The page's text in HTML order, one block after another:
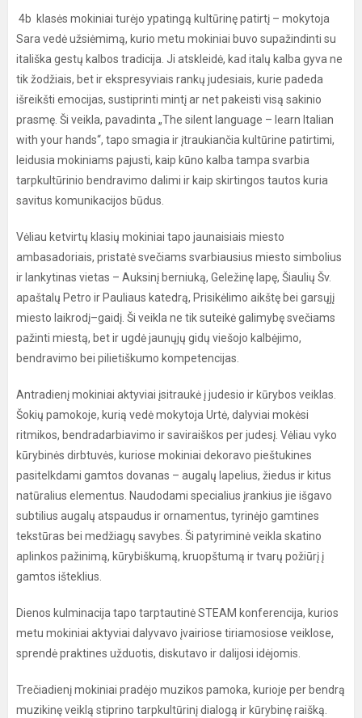
4b klasės mokiniai turėjo ypatingą kultūrinę patirtį – mokytoja
Sara vedė užsiėmimą, kurio metu mokiniai buvo supažindinti su
itališka gestų kalbos tradicija. Ji atskleidė, kad italų kalba gyva ne
tik žodžiais, bet ir ekspresyviais rankų judesiais, kurie padeda
išreikšti emocijas, sustiprinti mintį ar net pakeisti visą sakinio
prasmę. Ši veikla, pavadinta „The silent language – learn Italian
with your hands“, tapo smagia ir įtraukiančia kultūrine patirtimi,
leidusia mokiniams pajusti, kaip kūno kalba tampa svarbia
tarpkultūrinio bendravimo dalimi ir kaip skirtingos tautos kuria
savitus komunikacijos būdus.
Vėliau ketvirtų klasių mokiniai tapo jaunaisiais miesto
ambasadoriais, pristatė svečiams svarbiausius miesto simbolius
ir lankytinas vietas – Auksinį berniuką, Geležinę lapę, Šiaulių Šv.
apaštalų Petro ir Pauliaus katedrą, Prisikėlimo aikštę bei garsųjį
miesto laikrodį–gaidį. Ši veikla ne tik suteikė galimybę svečiams
pažinti miestą, bet ir ugdė jaunųjų gidų viešojo kalbėjimo,
bendravimo bei pilietiškumo kompetencijas.
Antradienį mokiniai aktyviai įsitraukė į judesio ir kūrybos veiklas.
Šokių pamokoje, kurią vedė mokytoja Urtė, dalyviai mokėsi
ritmikos, bendradarbiavimo ir saviraiškos per judesį. Vėliau vyko
kūrybinės dirbtuvės, kuriose mokiniai dekoravo pieštukines
pasitelkdami gamtos dovanas – augalų lapelius, žiedus ir kitus
natūralius elementus. Naudodami specialius įrankius jie išgavo
subtilius augalų atspaudus ir ornamentus, tyrinėjo gamtines
tekstūras bei medžiagų savybes. Ši patyriminė veikla skatino
aplinkos pažinimą, kūrybiškumą, kruopštumą ir tvarų požiūrį į
gamtos išteklius.
Dienos kulminacija tapo tarptautinė STEAM konferencija, kurios
metu mokiniai aktyviai dalyvavo įvairiose tiriamosiose veiklose,
sprendė praktines užduotis, diskutavo ir dalijosi idėjomis.
Trečiadienį mokiniai pradėjo muzikos pamoka, kurioje per bendrą
muzikinę veiklą stiprino tarpkultūrinį dialogą ir kūrybinę raišką.